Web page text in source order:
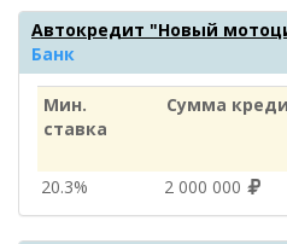
Автокредит "Новый
Банк
Мин.
ставка
Сумма
20.3%
2 000 000